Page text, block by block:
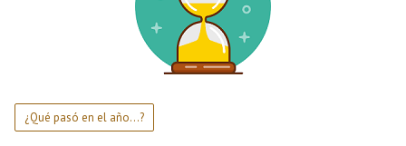
¿Qué pasó en el año...?